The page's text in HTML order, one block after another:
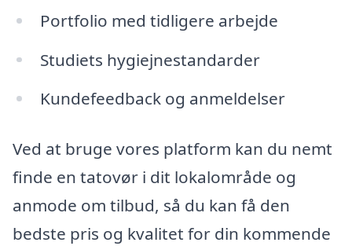
Portfolio med tidligere arbejde
Studiets hygiejnestandarder
Kundefeedback og anmeldelser
Ved at bruge vores platform kan du nemt
finde en tatovør i dit lokalområde og
anmode om tilbud, så du kan få den
bedste pris og kvalitet for din kommende